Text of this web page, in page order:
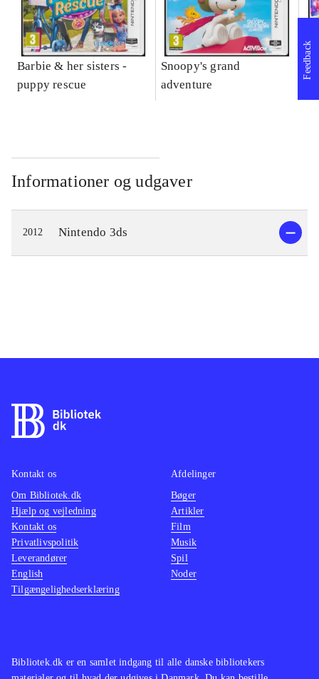
Barbie & her sisters -
puppy rescue
Snoopy's grand
adventure
Informationer og udgaver
2012 Nintendo 3ds
Feedback
Bibliotek.dk er en samlet indgang til alle danske bibliotekers
Kontakt os
Om Bibliotek.dk
Hjælp og vejledning
Kontakt os
Privatlivspolitik
Leverandører
English
Tilgængelighedserklæring
Afdelinger
Bøger
Artikler
Film
Musik
Spil
Noder